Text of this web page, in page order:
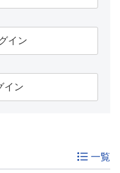
イン
イン
一覧